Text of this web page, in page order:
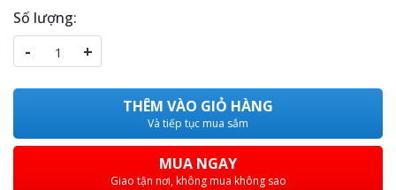
Số lượng:
- +
THÊM VÀO GIỎ HÀNG
Và tiếp tục mua sắm
MUA NGAY
Giao tận nơi, không mua không sao